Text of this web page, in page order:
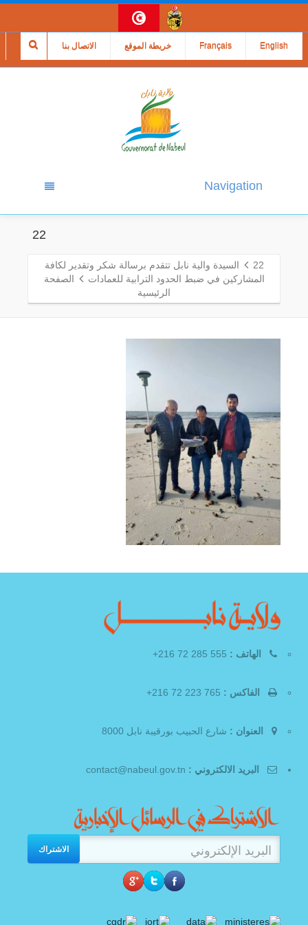
الاتصال بنا خريطة الموقع Français English
Navigation
22
22
السيدة والية نابل تتقدم برسالة شكر وتقدير لكافة
المشاركين في ضبط الحدود الترابية للعمادات
الصفحة
الرئيسية
الهاتف :
الفاكس :
العنوان : شارع الحبيب بورقيبة نابل 8000
البريد الالكتروني :
الاشتراك